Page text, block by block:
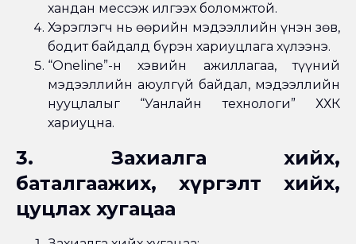
хандан мессэж илгээх боломжтой.
Хэрэглэгч нь өөрийн мэдээллийн үнэн зөв,
бодит байдалд бүрэн хариуцлага хүлээнэ.
“Oneline”-н хэвийн ажиллагаа, түүний
мэдээллийн аюулгүй байдал, мэдээллийн
нууцлалыг “Уанлайн технологи” ХХК
хариуцна.
3. Захиалга хийх,
баталгаажих, хүргэлт хийх,
цуцлах хугацаа